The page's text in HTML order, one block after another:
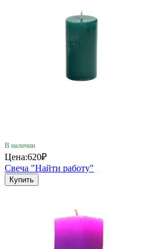
В наличии
Цена:620₽
Свеча "Найти работу"
Купить